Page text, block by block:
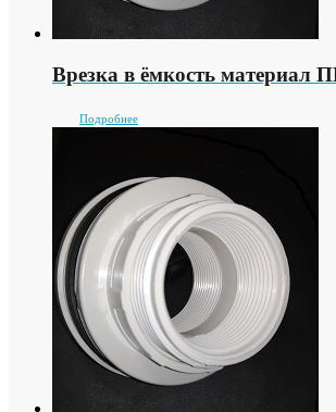
Врезка в ёмкость материал
Подробнее